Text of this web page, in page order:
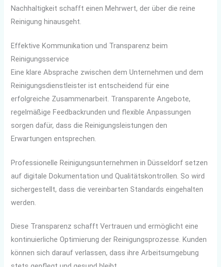
Nachhaltigkeit schafft einen Mehrwert, der über die reine
Reinigung hinausgeht.
Effektive Kommunikation und Transparenz beim
Reinigungsservice
Eine klare Absprache zwischen dem Unternehmen und dem
Reinigungsdienstleister ist entscheidend für eine
erfolgreiche Zusammenarbeit. Transparente Angebote,
regelmäßige Feedbackrunden und flexible Anpassungen
sorgen dafür, dass die Reinigungsleistungen den
Erwartungen entsprechen.
Professionelle Reinigungsunternehmen in Düsseldorf setzen
auf digitale Dokumentation und Qualitätskontrollen. So wird
sichergestellt, dass die vereinbarten Standards eingehalten
werden.
Diese Transparenz schafft Vertrauen und ermöglicht eine
kontinuierliche Optimierung der Reinigungsprozesse. Kunden
können sich darauf verlassen, dass ihre Arbeitsumgebung